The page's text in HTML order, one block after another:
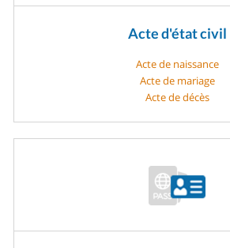
Acte d'état civil
Acte de naissance
Acte de mariage
Acte de décès